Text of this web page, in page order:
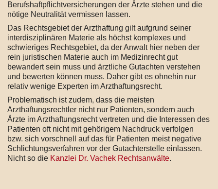
Berufshaftpflichtversicherungen der Ärzte stehen und die
nötige Neutralität vermissen lassen.
Das Rechtsgebiet der Arzthaftung gilt aufgrund seiner
interdisziplinären Materie als höchst komplexes und
schwieriges Rechtsgebiet, da der Anwalt hier neben der
rein juristischen Materie auch im Medizinrecht gut
bewandert sein muss und ärztliche Gutachten verstehen
und bewerten können muss. Daher gibt es ohnehin nur
relativ wenige Experten im Arzthaftungsrecht.
Problematisch ist zudem, dass die meisten
Arzthaftungsrechtler nicht nur Patienten, sondern auch
Ärzte im Arzthaftungsrecht vertreten und die Interessen des
Patienten oft nicht mit gehörigem Nachdruck verfolgen
bzw. sich vorschnell auf das für Patienten meist negative
Schlichtungsverfahren vor der Gutachterstelle einlassen.
Nicht so die Kanzlei Dr. Vachek Rechtsanwälte.